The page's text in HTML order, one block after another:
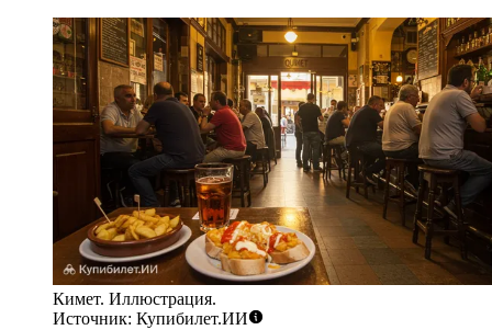
Кимет. Иллюстрация.
Источник: Купибилет.ИИ